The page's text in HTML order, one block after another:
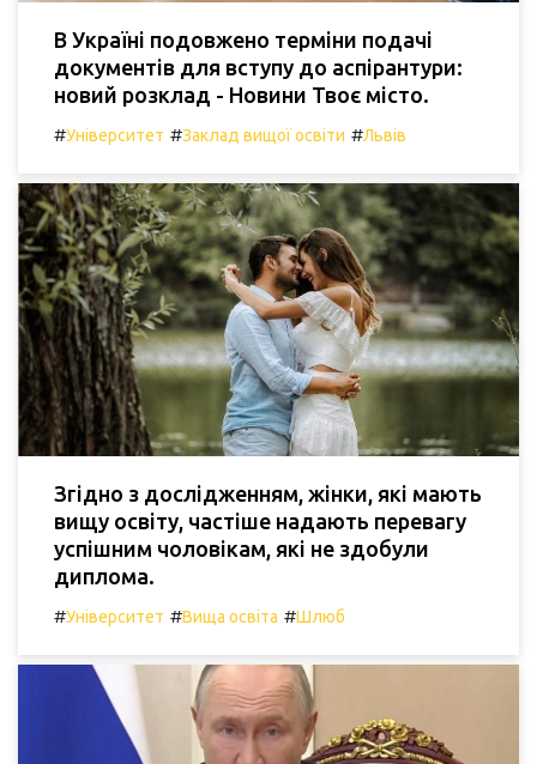
В Україні подовжено терміни подачі
документів для вступу до аспірантури:
новий розклад - Новини Твоє місто.
#Університет #Заклад вищої освіти #Львів
Згідно з дослідженням, жінки, які мають
вищу освіту, частіше надають перевагу
успішним чоловікам, які не здобули
диплома.
#Університет #Вища освіта #Шлюб